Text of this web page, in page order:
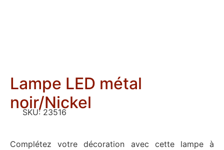
Lampe LED métal
noir/Nickel
SKU: 23516
Complétez votre décoration avec cette lampe à